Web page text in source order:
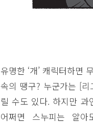
유명한 ‘개’ 캐릭터하면
속의 땡구? 누군가는 [
릴 수도 있다. 하지만 과
어쩌면 스누피는 알